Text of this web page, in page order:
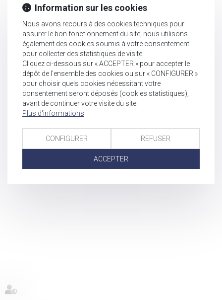
Information sur les cookies
Nous avons recours à des cookies techniques pour
assurer le bon fonctionnement du site, nous utilisons
également des cookies soumis à votre consentement
pour collecter des statistiques de visite.
Cliquez ci-dessous sur « ACCEPTER » pour accepter le
dépôt de l'ensemble des cookies ou sur « CONFIGURER »
pour choisir quels cookies nécessitant votre
consentement seront déposés (cookies statistiques),
avant de continuer votre visite du site.
Plus d'informations
CONFIGURER REFUSER
ACCEPTER